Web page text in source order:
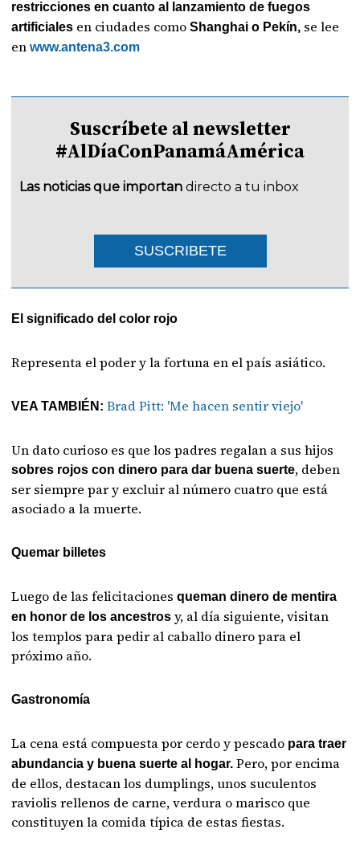
restricciones en cuanto al lanzamiento de fuegos
artificiales en ciudades comoShanghai o Pekín, se lee
enwww.antena3.com
Suscríbete al newsletter
#AlDíaConPanamáAmérica
Las noticias que importan directo a tu inbox
SUSCRIBETE
El significado del color rojo
Representa el poder y la fortuna en el país asiático.
VEA TAMBIÉN: Brad Pitt: 'Me hacen sentir viejo'
Un dato curioso es que los padres regalan a sus hijos
sobres rojos con dinero para dar buena suerte, deben
ser siempre par y excluir al número cuatro que está
asociado a la muerte.
Quemar billetes
Luego de las felicitaciones queman dinero de mentira
en honor de los ancestrosy, al día siguiente, visitan
los templos para pedir al caballo dinero para el
próximo año.
Gastronomía
La cena está compuesta por cerdo y pescado para traer
abundancia y buena suerte al hogar. Pero, por encima
de ellos, destacan los dumplings, unos suculentos
raviolis rellenos de carne, verdura o marisco que
constituyen la comida típica de estas fiestas.